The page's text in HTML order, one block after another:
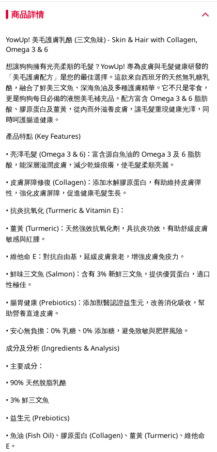
商品詳情
YowUp! 美毛護膚乳酪 (三文魚味) - Skin & Hair with Collagen,
Omega 3 & 6
想讓狗狗擁有光亮柔順的毛髮？YowUp! 專為皮膚與毛髮健康研發的
「美毛護膚配方」是您的最佳選擇。這款來自西班牙的天然無乳糖乳
酪，融合了鮮美三文魚、深海魚油及多種護膚精華。它不只是零食，
更是狗狗每日必備的液態美毛補充品。配方富含 Omega 3 & 6 脂肪
酸、膠原蛋白及薑黃，從內而外滋養皮膚，讓毛髮重現健康光澤，同
時呵護腸道健康。
產品特點 (Key Features)
• 亮澤毛髮 (Omega 3 & 6)：富含源自魚油的 Omega 3 及 6 脂肪
酸，能深層滋潤皮膚，減少乾燥痕癢，使毛髮柔順亮麗。
• 皮膚屏障修復 (Collagen)：添加水解膠原蛋白，有助維持皮膚彈
性，強化皮膚屏障，促進健康毛髮生長。
• 抗炎抗氧化 (Turmeric & Vitamin E)：
• 薑黃 (Turmeric)：天然強效抗氧化劑，具抗炎功效，有助舒緩皮膚
敏感與紅腫。
• 維他命 E：對抗自由基，延緩皮膚衰老，增強皮膚免疫力。
• 鮮味三文魚 (Salmon)：含有 3% 新鮮三文魚，提供優質蛋白，適口
性極佳。
• 腸胃健康 (Prebiotics)：添加獸醫認證益生元，改善消化吸收，幫
助營養直達皮膚。
• 安心無負擔：0% 乳糖、0% 添加糖，避免致敏與肥胖風險。
成分及分析 (Ingredients & Analysis)
• 主要成分：
• 90% 天然脫脂乳酪
• 3% 鮮三文魚
• 益生元 (Prebiotics)
• 魚油 (Fish Oil)、膠原蛋白 (Collagen)、薑黃 (Turmeric)、維他命
E。